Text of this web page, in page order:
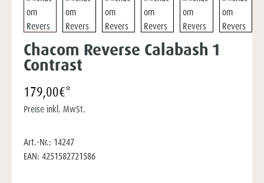
Chacom Reverse Calabash 1
Contrast
179,00€*
Preise inkl. MwSt.
Art.-Nr.: 14247
EAN: 4251582721586